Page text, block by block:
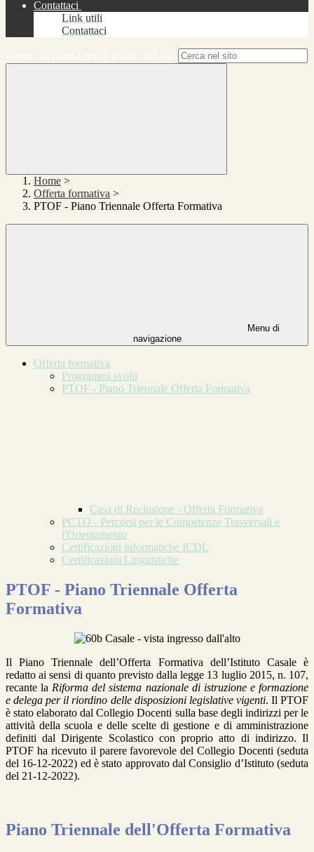
Contattaci
Link utili
Contattaci
Home >
Offerta formativa >
PTOF - Piano Triennale Offerta Formativa
Menu di
navigazione
Offerta formativa
Programmi svolti
PTOF - Piano Triennale Offerta Formativa
Casa di Reclusione - Offerta Formativa
PCTO - Percorsi per le Competenze Trasversali e
l'Orientamento
Certificazioni informatiche ICDL
Certificazioni Linguistiche
PTOF - Piano Triennale Offerta
Formativa
Il Piano Triennale dell’Offerta Formativa dell’Istituto Casale è
redatto ai sensi di quanto previsto dalla legge 13 luglio 2015, n. 107,
recante la Riforma del sistema nazionale di istruzione e formazione
e delega per il riordino delle disposizioni legislative vigenti. Il PTOF
è stato elaborato dal Collegio Docenti sulla base degli indirizzi per le
attività della scuola e delle scelte di gestione e di amministrazione
definiti dal Dirigente Scolastico con proprio atto di indirizzo. Il
PTOF ha ricevuto il parere favorevole del Collegio Docenti (seduta
del 16-12-2022) ed è stato approvato dal Consiglio d’Istituto (seduta
del 21-12-2022).
Piano Triennale dell'Offerta Formativa